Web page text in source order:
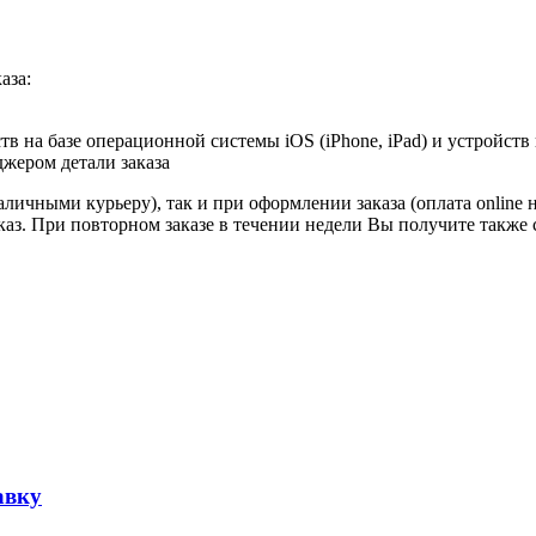
на базе операционной системы iOS (iPhone, iPad) и
детали заказа
курьеру), так и при оформлении заказа (оплата
При повторном заказе в течении недели Вы получите также